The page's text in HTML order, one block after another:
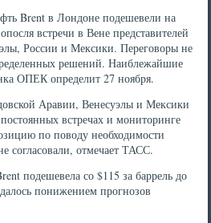
Brent в Лондоне подешевели на
встречи в Вене представителей
России и Мексики. Переговоры не
решений. Наиблежайшие
ОПЕК определит 27 ноября.
Аравии, Венесуэлы и Мексики
встречах и мониторинге
по поводу необходимости
согласовали, отмечает ТАСС.
подешевела со $115 за баррель до
понижением прогнозов